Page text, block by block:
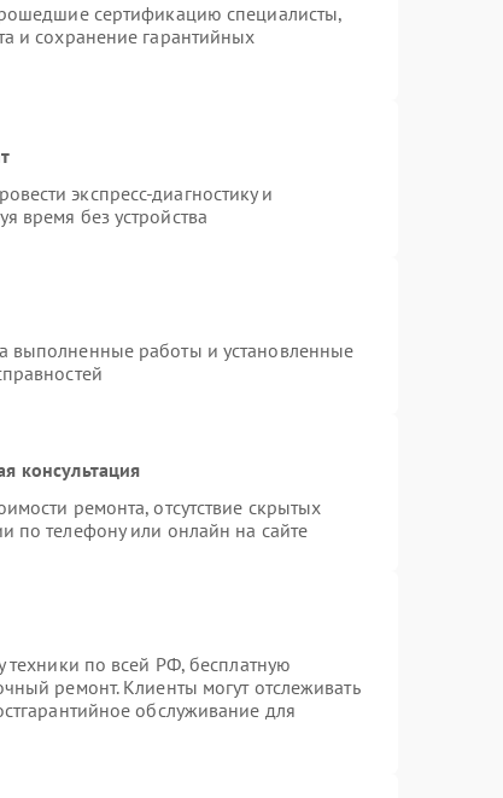
сертификацию специалисты,
и сохранение гарантийных
экспресс-диагностику и
время без устройства
выполненные работы и установленные
консультация
ремонта, отсутствие скрытых
по телефону или онлайн на сайте
техники по всей РФ, бесплатную
ремонт. Клиенты могут отслеживать
обслуживание для